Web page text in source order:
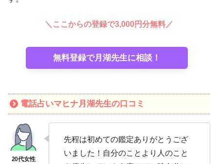
＼ここからの登録で3,000円分無料／
無料登録で月湖先生に相談！
電話占いマヒナ月湖先生の口コミ
先程は初めての鑑定ありがとうござ
いました！自分のことより人のこと